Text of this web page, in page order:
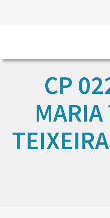
CP
MARIA